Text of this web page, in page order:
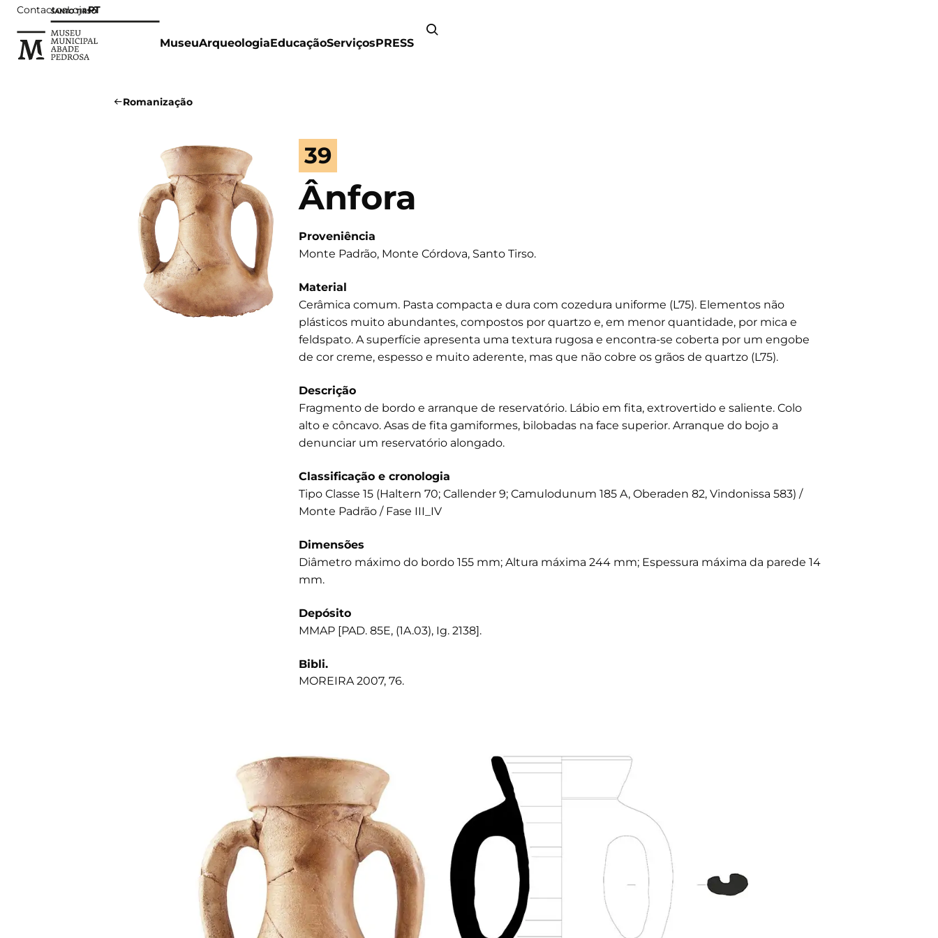
ContactosLojaPT
MuseuArqueologiaEducaçãoServiçosPRESS
Romanização
39
Ânfora
Proveniência
Monte Padrão, Monte Córdova, Santo Tirso.
Material
Cerâmica comum. Pasta compacta e dura com cozedura uniforme (L75). Elementos não
plásticos muito abundantes, compostos por quartzo e, em menor quantidade, por mica e
feldspato. A superfície apresenta uma textura rugosa e encontra-se coberta por um engobe
de cor creme, espesso e muito aderente, mas que não cobre os grãos de quartzo (L75).
Descrição
Fragmento de bordo e arranque de reservatório. Lábio em fita, extrovertido e saliente. Colo
alto e côncavo. Asas de fita gamiformes, bilobadas na face superior. Arranque do bojo a
denunciar um reservatório alongado.
Classificação e cronologia
Tipo Classe 15 (Haltern 70; Callender 9; Camulodunum 185 A, Oberaden 82, Vindonissa 583) /
Monte Padrão / Fase III_IV
Dimensões
Diâmetro máximo do bordo 155 mm; Altura máxima 244 mm; Espessura máxima da parede 14
mm.
Depósito
MMAP [PAD. 85E, (1A.03), Ig. 2138].
Bibli.
MOREIRA 2007, 76.